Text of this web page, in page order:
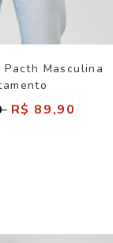
Pacth Masculina
R$ 89,90